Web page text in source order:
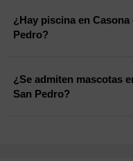
¿Hay piscina en
Pedro?
¿Se admiten mascotas
San Pedro?